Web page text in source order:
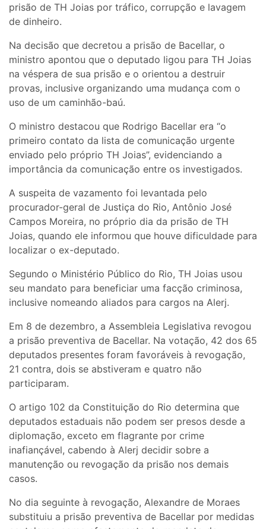
prisão de TH Joias por tráfico, corrupção e lavagem
de dinheiro.
Na decisão que decretou a prisão de Bacellar, o
ministro apontou que o deputado ligou para TH Joias
na véspera de sua prisão e o orientou a destruir
provas, inclusive organizando uma mudança com o
uso de um caminhão-baú.
O ministro destacou que Rodrigo Bacellar era “o
primeiro contato da lista de comunicação urgente
enviado pelo próprio TH Joias”, evidenciando a
importância da comunicação entre os investigados.
A suspeita de vazamento foi levantada pelo
procurador-geral de Justiça do Rio, Antônio José
Campos Moreira, no próprio dia da prisão de TH
Joias, quando ele informou que houve dificuldade para
localizar o ex-deputado.
Segundo o Ministério Público do Rio, TH Joias usou
seu mandato para beneficiar uma facção criminosa,
inclusive nomeando aliados para cargos na Alerj.
Em 8 de dezembro, a Assembleia Legislativa revogou
a prisão preventiva de Bacellar. Na votação, 42 dos 65
deputados presentes foram favoráveis à revogação,
21 contra, dois se abstiveram e quatro não
participaram.
O artigo 102 da Constituição do Rio determina que
deputados estaduais não podem ser presos desde a
diplomação, exceto em flagrante por crime
inafiançável, cabendo à Alerj decidir sobre a
manutenção ou revogação da prisão nos demais
casos.
No dia seguinte à revogação, Alexandre de Moraes
substituiu a prisão preventiva de Bacellar por medidas